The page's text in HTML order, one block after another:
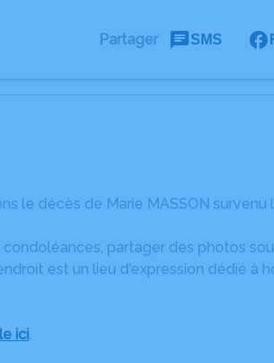
Partager SMS
le décès de Marie MASSON
partager des photos
est un lieu d'expression dédié à
ici.